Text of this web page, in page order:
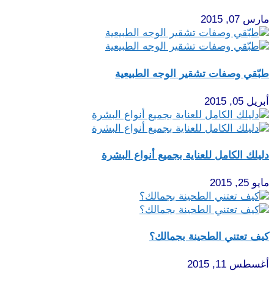
مارس 07, 2015
طبّقي وصفات تشقير الوجه الطبيعية
أبريل 05, 2015
دليلك الكامل للعناية بجميع أنواع البشرة
مايو 25, 2015
كيف تعتني الطحينة بجمالك؟
أغسطس 11, 2015